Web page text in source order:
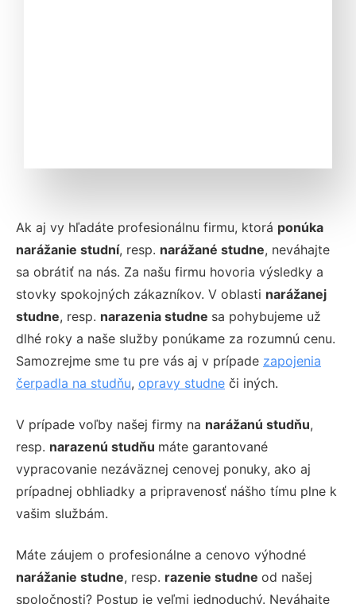
Ak aj vy hľadáte profesionálnu firmu, ktorá ponúka
narážanie studní, resp. narážané studne, neváhajte
sa obrátiť na nás. Za našu firmu hovoria výsledky a
stovky spokojných zákazníkov. V oblasti narážanej
studne, resp. narazenia studne sa pohybujeme už
dlhé roky a naše služby ponúkame za rozumnú cenu.
Samozrejme sme tu pre vás aj v prípade zapojenia
čerpadla na studňu, opravy studne či iných.
V prípade voľby našej firmy na narážanú studňu,
resp. narazenú studňu máte garantované
vypracovanie nezáväznej cenovej ponuky, ako aj
prípadnej obhliadky a pripravenosť nášho tímu plne k
vašim službám.
Máte záujem o profesionálne a cenovo výhodné
narážanie studne, resp. razenie studne od našej
spoločnosti? Postup je veľmi jednoduchý. Neváhajte